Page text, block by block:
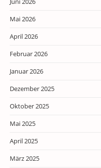
Mai 2026
April 2026
Februar 2026
Januar 2026
Dezember 2025
Oktober 2025
Mai 2025
April 2025
März 2025